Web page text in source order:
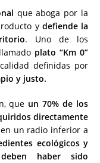
que aboga por la
y defiende la
. Uno de los
plato “Km 0”
definidas por
y justo.
que un 70% de los
directamente
un radio inferior a
ecológicos y
deben haber sido